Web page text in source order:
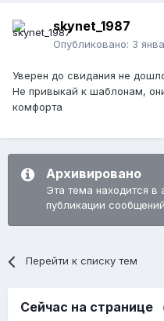
skynet_1987
Опубликовано: 3
Уверен до свидания не
Не привыкай к шаблонам,
комфорта
Архивировано
Эта тема находится в
публикации
Перейти к списку тем
Сейчас на странице